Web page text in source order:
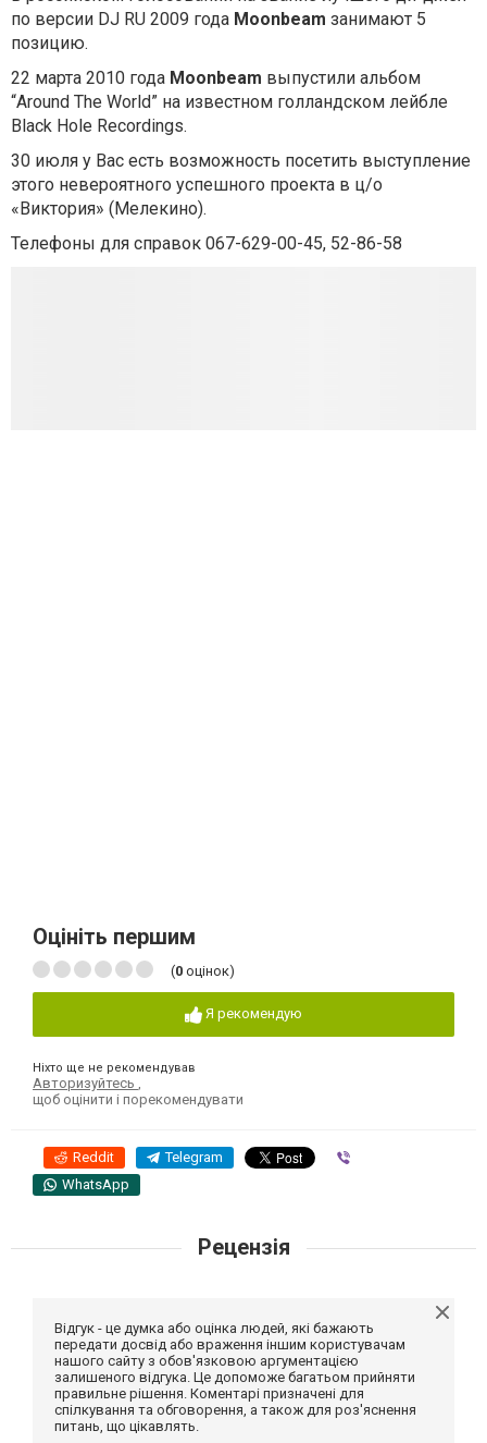
по версии DJ RU 2009 года Moonbeam занимают 5
позицию.
22 марта 2010 года Moonbeam выпустили альбом
“Around The World” на известном голландском лейбле
Black Hole Recordings.
30 июля у Вас есть возможность посетить выступление
этого невероятного успешного проекта в ц/о
«Виктория» (Мелекино).
Телефоны для справок 067-629-00-45, 52-86-58
Оцініть першим
(0 оцінок)
Я рекомендую
Ніхто ще не рекомендував
Авторизуйтесь
щоб оцінити і порекомендувати
Reddit Telegram
WhatsApp
Рецензія
Відгук - це думка або оцінка людей, які бажають
передати досвід або враження іншим користувачам
нашого сайту з обов'язковою аргументацією
залишеного відгука. Це допоможе багатьом прийняти
правильне рішення. Коментарі призначені для
спілкування та обговорення, а також для роз'яснення
питань, що цікавлять.